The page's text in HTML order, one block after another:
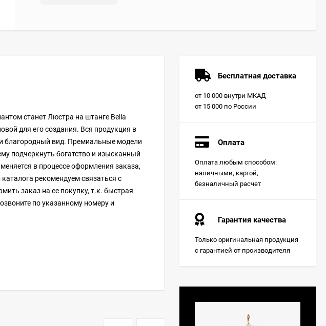
станет Люстра на штанге Bella
для его создания. Вся продукция в
благородный вид. Премиальные модели
подчеркнуть богатство и изысканный
в процессе оформления заказа,
рекомендуем связаться с
заказ на ее покупку, т.к. быстрая
по указанному номеру и
Бесплатная доставка
от 10 000 внутри МКАД
от 15 000 по России
Оплата
Оплата любым способом:
наличными, картой,
безналичный расчет
Гарантия качества
Только оригинальная продукция
с гарантией от производителя